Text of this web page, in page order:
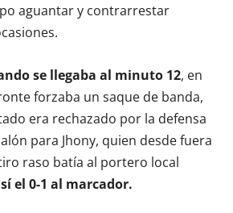
aguantar y contrarrestar
se llegaba al minuto 12, en
forzaba un saque de banda,
era rechazado por la defensa
para Jhony, quien desde fuera
raso batía al portero local
el 0-1 al marcador.